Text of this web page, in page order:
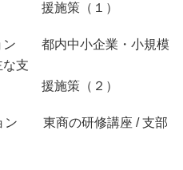
１）
ン 都内中小企業・小規模
支
２）
ン 東商の研修講座 / 支部